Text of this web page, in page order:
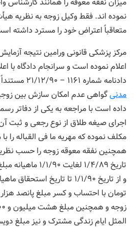
نموده اند. فقط وکیل زوجه به نظریه
متعاقباً اعتراض خود را مسترد داشته
مرکز پزشکی قانونی ورامین نتیجه
اعلام نموده است و سرانجام دادگاه با
دادنامه شماره ۱۱۶۱ – ۲۱/۱۲/۹۰ مستنداً به ماده ۱۱۳۳
مدنیگواهی عدم امکان سازش بین
داده است با مراجعه به یکی از دفاتر
اجرای صیغه طلاق از نوع رجعی و ثبت آن
مکلف نموده که مهریه ما فی القباله را
همچنین نفقه معوقه زوجه را حسب
تاریخ ۱/۴/۸۹
و از تاریخ ۱/۱/۹۰ تا تاریخ
تومان با احتساب و کسر مبلغ پانصد
المثل ایام زندگی مشترک و نیز مبلغ